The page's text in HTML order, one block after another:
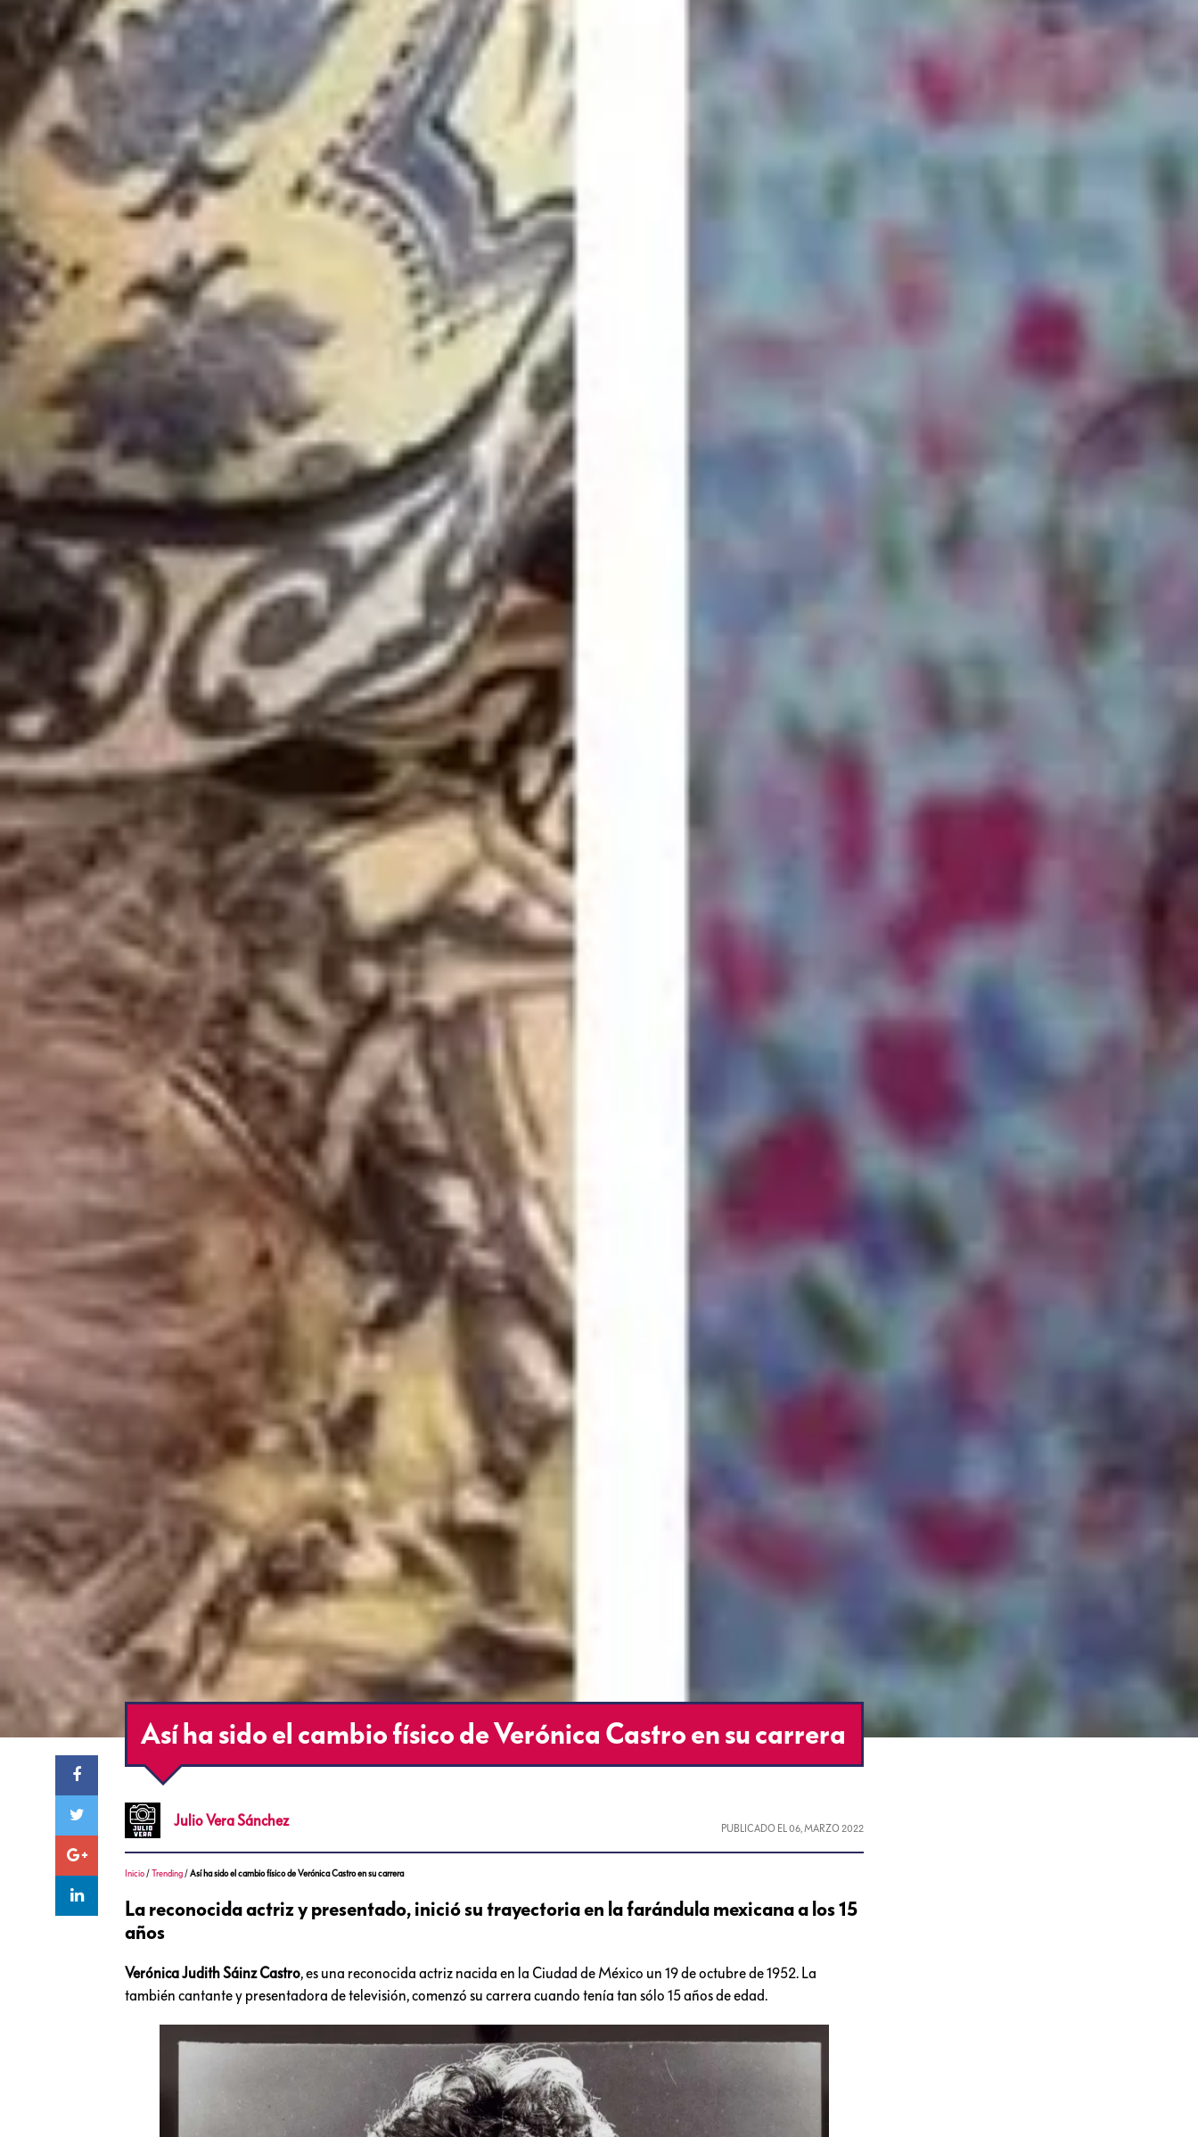
Así ha sido el cambio físico de Verónica Castro en su carrera
JulioVera Sánchez PUBLICADO EL06, MARZO 2022
Inicio /Trending /Así ha sido el cambio físico de Verónica Castro en su carrera
La reconocida actriz y presentado, inició su trayectoria en la farándula mexicana a los 15
años
Verónica Judith Sáinz Castro, es una reconocida actriz nacida en la Ciudad de México un 19 de octubre de 1952. La
también cantante y presentadora de televisión, comenzó su carrera cuando tenía tan sólo 15 años de edad.